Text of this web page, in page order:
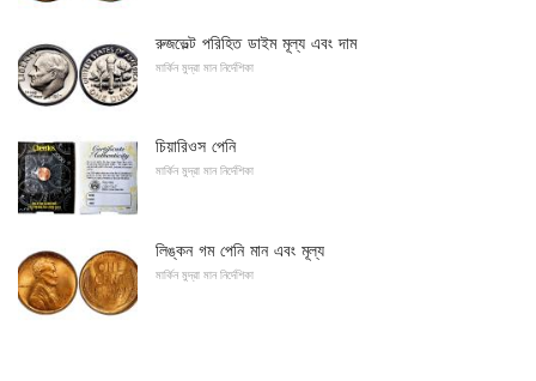
রুজভেল্ট পরিহিত ডাইম মূল্য এবং দাম
মার্কিন মুদ্রা মান নির্দেশিকা
চিয়ারিওস পেনি
মার্কিন মুদ্রা মান নির্দেশিকা
লিঙ্কন গম পেনি মান এবং মূল্য
মার্কিন মুদ্রা মান নির্দেশিকা